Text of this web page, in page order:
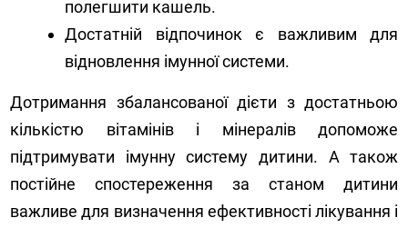
полегшити кашель.
Достатній відпочинок є важливим для
відновлення імунної системи.
Дотримання збалансованої дієти з достатньою
кількістю вітамінів і мінералів допоможе
підтримувати імунну систему дитини. А також
постійне спостереження за станом дитини
важливе для визначення ефективності лікування і